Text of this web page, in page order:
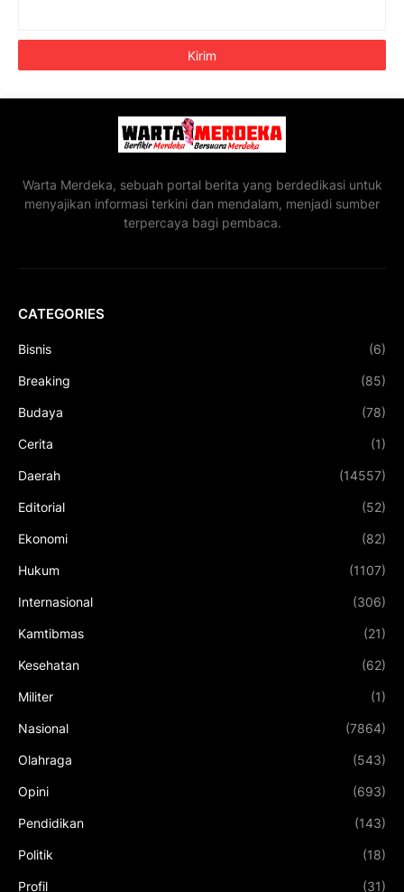
Warta Merdeka, sebuah portal berita yang berdedikasi untuk
menyajikan informasi terkini dan mendalam, menjadi sumber
terpercaya bagi pembaca.
CATEGORIES
Bisnis (6)
Breaking (85)
Budaya (78)
Cerita (1)
Daerah (14557)
Editorial (52)
Ekonomi (82)
Hukum (1107)
Internasional (306)
Kamtibmas (21)
Kesehatan (62)
Militer (1)
Nasional (7864)
Olahraga (543)
Opini (693)
Pendidikan (143)
Politik (18)
Profil (31)